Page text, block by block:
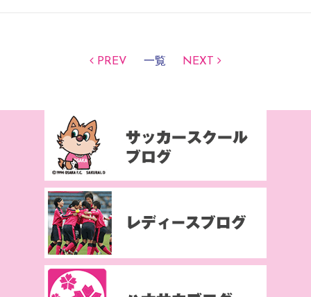
PREV 一覧 NEXT